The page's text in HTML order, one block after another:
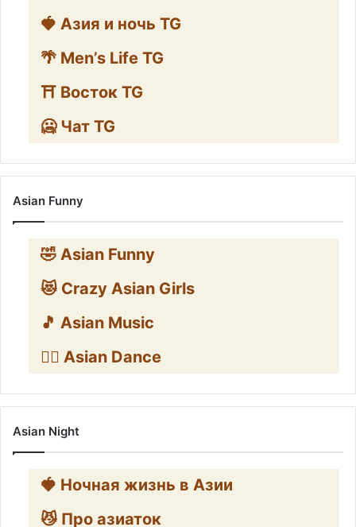
🍓 Азия и ночь TG
🌴 Men’s Life TG
⛩️ Восток TG
🥶 Чат TG
Asian Funny
🤣 Asian Funny
😻 Crazy Asian Girls
🎵 Asian Music
👯‍♀️ Asian Dance
Asian Night
🍓 Ночная жизнь в Азии
😼 Про азиаток